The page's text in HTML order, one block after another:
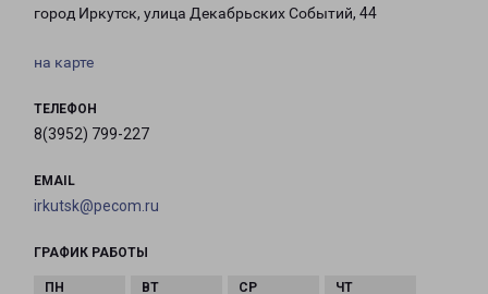
город Иркутск, улица Декабрьских Событий, 44
на карте
ТЕЛЕФОН
8(3952) 799-227
EMAIL
irkutsk@pecom.ru
ГРАФИК РАБОТЫ